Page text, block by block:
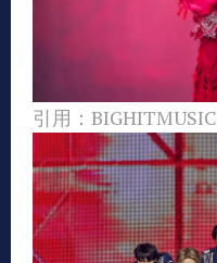
引用：BIGHITMUSIC